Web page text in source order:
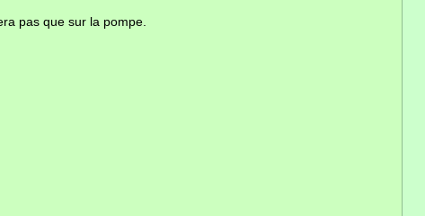
pas que sur la pompe.